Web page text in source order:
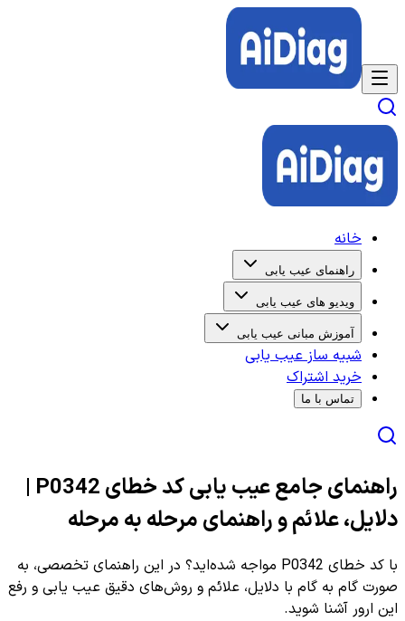
خانه
راهنمای عیب یابی
ویدیو های عیب یابی
آموزش مبانی عیب یابی
شبیه ساز عیب یابی
خرید اشتراک
تماس با ما
راهنمای جامع عیب یابی کد خطای P0342 |
دلایل، علائم و راهنمای مرحله به مرحله
با کد خطای P0342 مواجه شده‌اید؟ در این راهنمای تخصصی، به
صورت گام به گام با دلایل، علائم و روش‌های دقیق عیب یابی و رفع
این ارور آشنا شوید.